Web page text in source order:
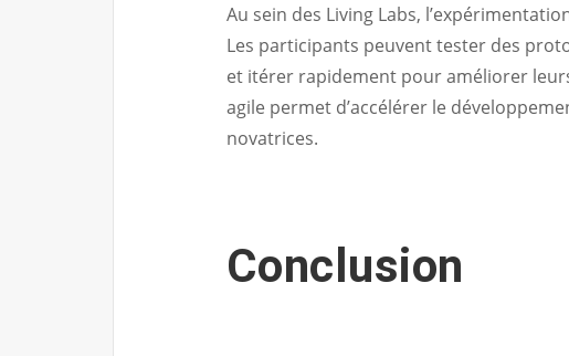
Au sein des Living Labs,
Les participants peuvent tester des
et itérer rapidement pour améliorer
agile permet d’accélérer le
novatrices.
Conclusion